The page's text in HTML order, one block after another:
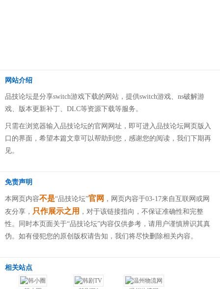
网站介绍
品技论坛是分享switch游戏下载的网站，提供switch游戏、ns破解游
戏、版本更新补丁、DLC等资源下载等服务。
只需在浏览器输入品技论坛的官网网址，即可进入品技论坛网页版入
口的界面，希望本篇文章可以帮助到您，感谢您的阅读，我们下期再
见。
免责声明
本网页内容不是“品技论坛”官网 ，网页内容于03-17来自互联网或网
友分享， 只作展示之用 ，对于该链接指向，不保证准确性和完整
性。同时本页面关于“品技论坛”内容仅供参考，请用户谨慎辨识其真
伪。如有侵犯您的原创版权请告知，我们将尽快删除相关内容。
相关站点